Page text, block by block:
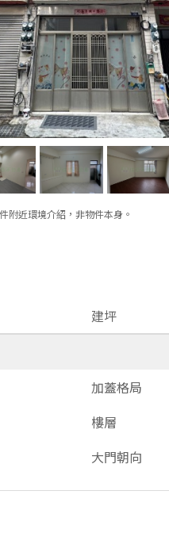
附近環境介紹，非物件本身。
建坪
加蓋格局
樓層
大門朝向